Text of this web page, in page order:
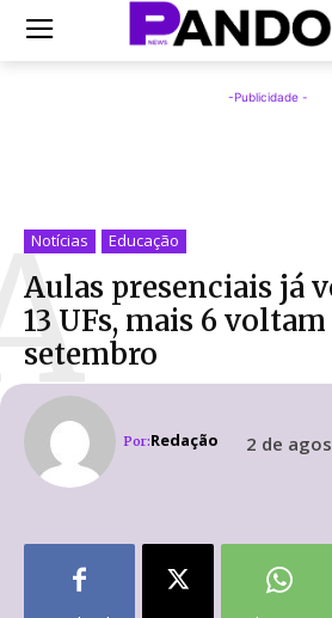
-Publicidade -
Notícias Educação
Aulas presenciais já
13 UFs, mais 6
setembro
Por:Redação 2 de